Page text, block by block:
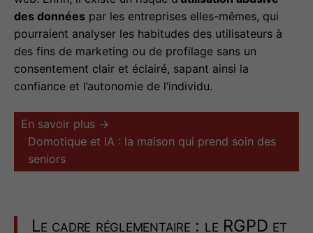
des données par les entreprises elles-mêmes, qui
pourraient analyser les habitudes des utilisateurs à
des fins de marketing ou de profilage sans un
consentement clair et éclairé, sapant ainsi la
confiance et l’autonomie de l’individu.
En savoir plus →
Domotique et IA : la maison qui prend soin des
seniors
Le cadre réglementaire : le RGPD et